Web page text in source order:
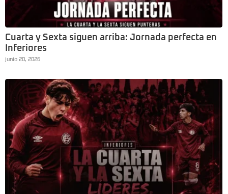
Cuarta y Sexta siguen arriba: Jornada perfecta en
Inferiores
junio 20, 2026